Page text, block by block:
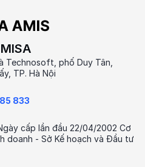
Technosoft, phố Duy Tân,
TP. Hà Nội
833
cấp lần đầu 22/04/2002 Cơ
doanh - Sở Kế hoạch và Đầu tư